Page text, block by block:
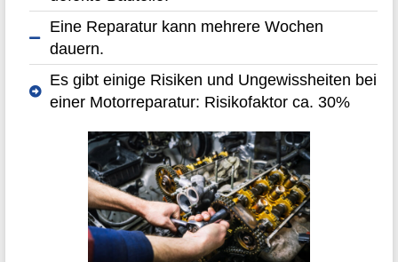
Eine Reparatur kann mehrere Wochen
dauern.
Es gibt einige Risiken und Ungewissheiten bei
einer Motorreparatur: Risikofaktor ca. 30%